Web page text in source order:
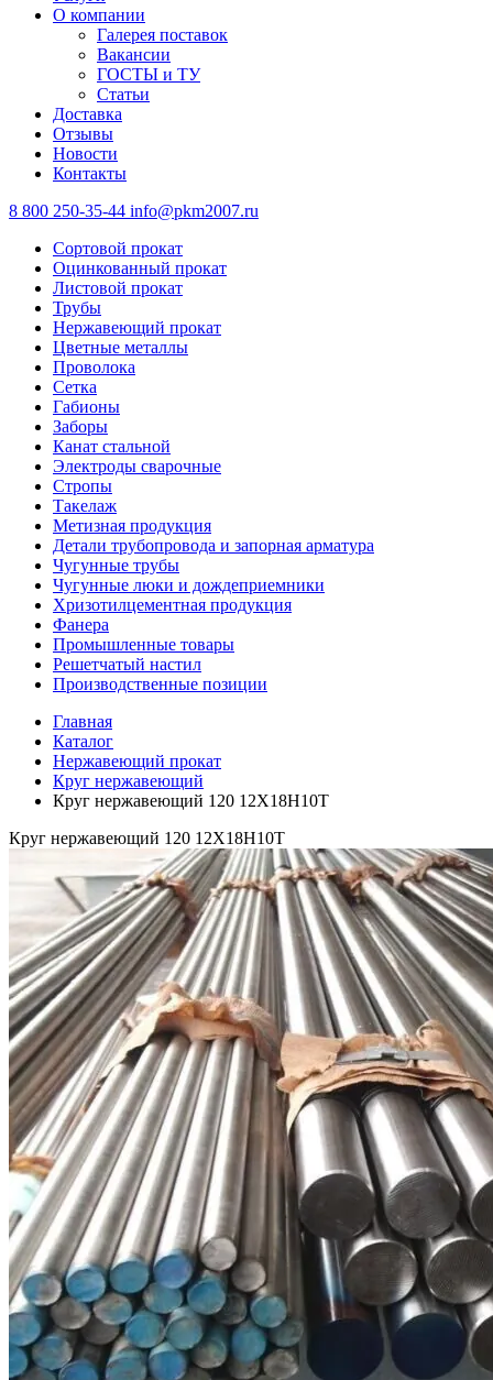
О компании
Галерея поставок
Вакансии
ГОСТЫ и ТУ
Статьи
Доставка
Отзывы
Новости
Контакты
8 800 250-35-44 info@pkm2007.ru
Сортовой прокат
Оцинкованный прокат
Листовой прокат
Трубы
Нержавеющий прокат
Цветные металлы
Проволока
Сетка
Габионы
Заборы
Канат стальной
Электроды сварочные
Стропы
Такелаж
Метизная продукция
Детали трубопровода и запорная арматура
Чугунные трубы
Чугунные люки и дождеприемники
Хризотилцементная продукция
Фанера
Промышленные товары
Решетчатый настил
Производственные позиции
Главная
Каталог
Нержавеющий прокат
Круг нержавеющий
Круг нержавеющий 120 12Х18Н10Т
Круг нержавеющий 120 12Х18Н10Т